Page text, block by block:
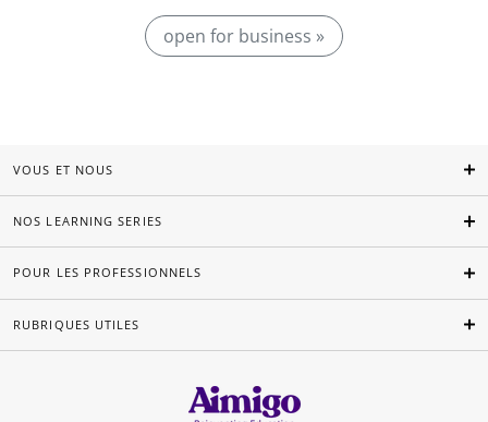
open for business »
VOUS ET NOUS
NOS LEARNING SERIES
POUR LES PROFESSIONNELS
RUBRIQUES UTILES